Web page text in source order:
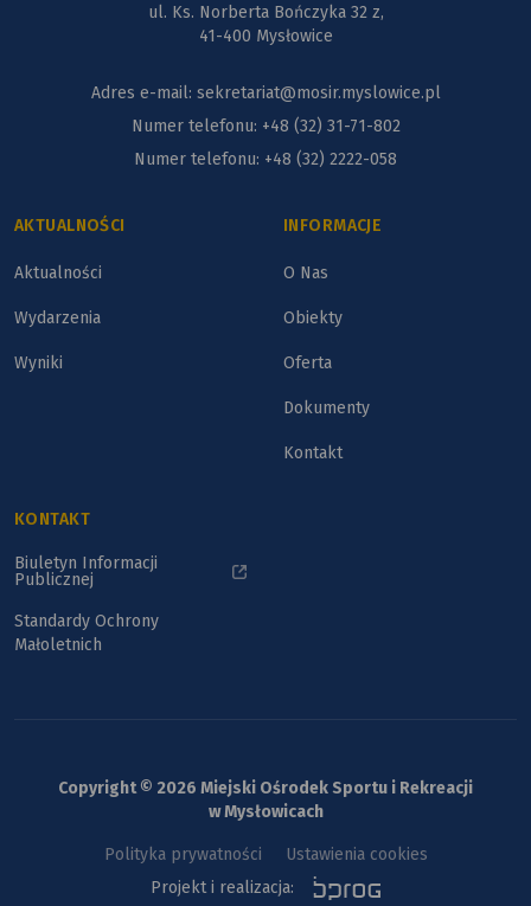
ul. Ks. Norberta Bończyka 32 z,
41-400 Mysłowice
Adres e-mail: sekretariat@mosir.myslowice.pl
Numer telefonu: +48 (32) 31-71-802
Numer telefonu: +48 (32) 2222-058
AKTUALNOŚCI
Aktualności
Wydarzenia
Wyniki
INFORMACJE
O Nas
Obiekty
Oferta
Dokumenty
Kontakt
KONTAKT
Biuletyn Informacji
Publicznej
Standardy Ochrony
Małoletnich
Copyright © 2026 Miejski Ośrodek Sportu i Rekreacji
w Mysłowicach
Polityka prywatności
Ustawienia cookies
Projekt i realizacja: